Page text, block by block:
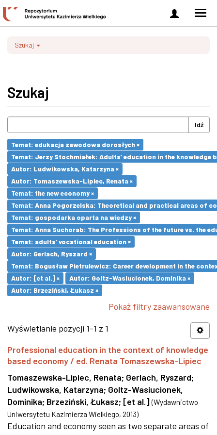
Zaloguj
się
Szukaj
Szukaj
Idź
Temat: edukacja zawodowa dorosłych ×
Temat: Jerzy Stochmiałek: Adults’ education in the knowledge
Autor: Ludwikowska, Katarzyna ×
Autor: Tomaszewska-Lipiec, Renata ×
Temat: the new economy ×
Temat: Anna Pogorzelska: Theoretical and practical areas of
Temat: gospodarka oparta na wiedzy ×
Temat: Anna Suchorab: The Professions of the future vs. the
Temat: adults’ vocational education ×
Autor: Gerlach, Ryszard ×
Temat: Bogusław Pietrulewicz: Career development in the
Autor: [et al.] ×
Autor: Goltz-Wasiucionek, Dominika ×
Autor: Brzeziński, Łukasz ×
Pokaż filtry zaawansowane
Wyświetlanie pozycji 1-1 z 1
Professional education in the context of knowledge
based economy / ed. Renata Tomaszewska-Lipiec
Tomaszewska-Lipiec, Renata; Gerlach, Ryszard;
Ludwikowska, Katarzyna; Goltz-Wasiucionek,
Dominika; Brzeziński, Łukasz; [et al.] (Wydawnictwo
Uniwersytetu Kazimierza Wielkiego, 2013)
Education and economy seen as two separate areas of